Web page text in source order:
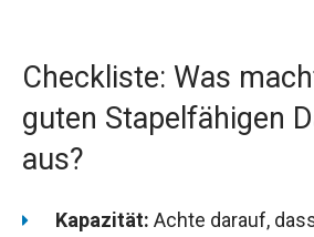
Checkliste: Was
guten Stapelfähigen
aus?
Kapazität: Achte darauf,